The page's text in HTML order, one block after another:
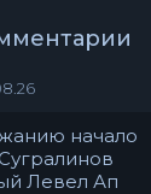
начало
Левел Ап